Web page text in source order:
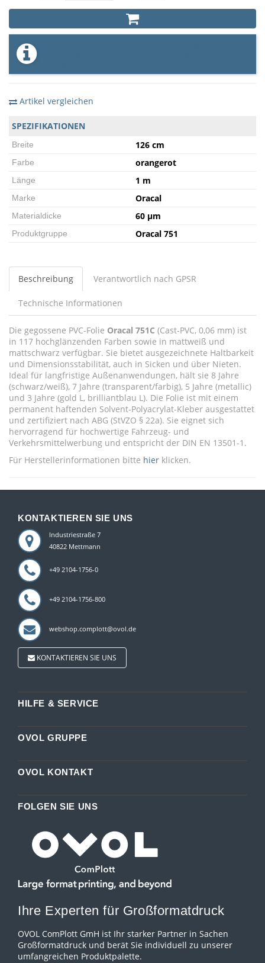
Artikel vergleichen
SPEZIFIKATIONEN
Breite 126 cm
Farbe orangerot
Länge 1 m
Marke Oracal
Materialdicke 60 µm
Produktgruppe Oracal 751
Beschreibung Verantwortlich nach GPSR
Technische Informationen
Die gegossene PVC-Folie Oracal 751C (Cast-PVC, 0,06 mm) ist
in 117 hochglänzenden Farben sowie in mattweiß und
mattschwarz verfügbar. Sie bietet ausgezeichnete Haltbarkeit
und Dimensionsstabilität, auch in Sicken und über Nieten.
Ideal für langfristige Außenanwendungen, hält sie 8 Jahre
(schwarz/weiß), 7 Jahre (transparent/farbig), 5 Jahre (metallic)
und 3 Jahre (gold L, brilliantblau L). Die Folie ist mit einem
permanent haftenden Solvent-Polyacrylat-Kleber ausgestattet
und zertifiziert nach ABG (StVZO § 22a). Sie eignet sich
hervorragend für hochwertige Fahrzeug- und
Verkehrsmittelwerbung und entspricht der DIN EN 13501-1.
Für Herstellerinformationen bitte hier klicken.
KONTAKTIEREN SIE UNS
Industriestraße 7
40822 Mettmann
+49 2104-1756-0
+49 2104-1756-800
webshop.complott@ovol.de
KONTAKTIEREN SIE UNS
HILFE & SERVICE
OVOL GRUPPE
OVOL KONTAKT
FOLGEN SIE UNS
Ihre Experten für Großformatdruck
OVOL ComPlott GmH ist Ihr starker Partner in Sachen
Großformatdruck und berät Sie individuell zu unserer
umfangreichen Produktpalette.